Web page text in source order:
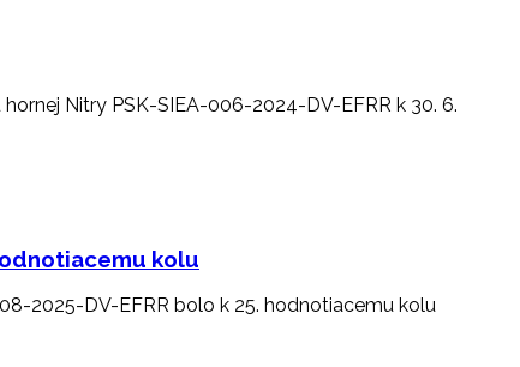
Nitry PSK-SIEA-006-2024-DV-EFRR k 30. 6.
kolu
2025-DV-EFRR bolo k 25. hodnotiacemu kolu